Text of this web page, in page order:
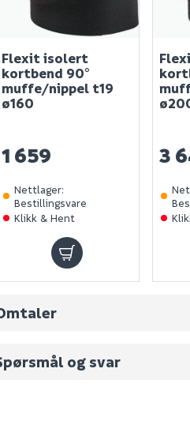
Flexit isolert
kortbend 90°
muffe/nippel t19
ø160
1 659
Nettlager:
Bestillingsvare
Klikk & Hent
3
og svar